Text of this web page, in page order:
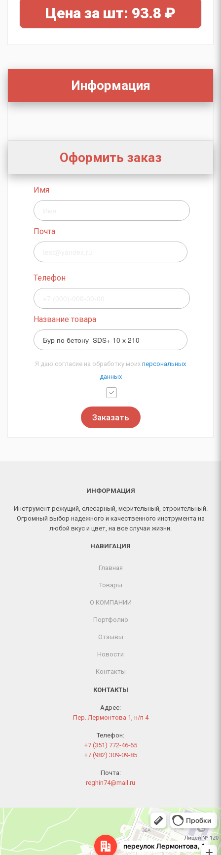
Цена за шт: 93.8 ₽
Информация
Оформить заказ
Имя
Почта
Телефон
Название товара
Я даю согласие на обработку моих персональных
данных
Заказать
ИНФОРМАЦИЯ
Инструмент режущий, слесарный, мерительный, строительный.
Огромный выбор надежного и качественного инструмента на
любой вкус и цвет, на все случаи жизни.
НАВИГАЦИЯ
Главная
Товары
О КОМПАНИИ
Портфолио
Отзывы
Новости
Контакты
КОНТАКТЫ
Адрес:
Пер. Лермонтова 1, н/п 4
Телефон:
+7 (351) 772-46-65
+7 (982) 309-09-85
Почта:
reghin74@mail.ru
Челябинск
Переулок Лермонтова, 1 — Яндекс Карты